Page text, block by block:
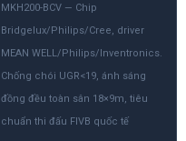
MKH200-BCV — Chip
Bridgelux/Philips/Cree, driver
MEAN WELL/Philips/Inventronics.
Chống chói UGR<19, ánh sáng
đồng đều toàn sân 18×9m, tiêu
chuẩn thi đấu FIVB quốc tế